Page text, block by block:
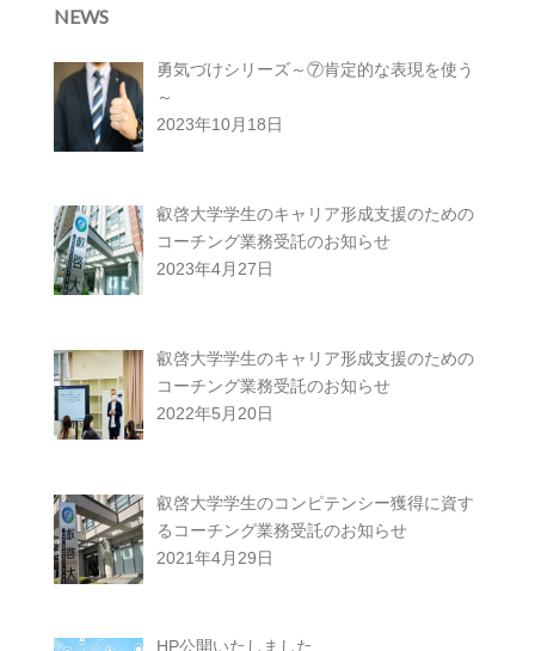
NEWS
勇気づけシリーズ～⑦肯定的な表現を使う
～
2023年10月18日
叡啓大学学生のキャリア形成支援のための
コーチング業務受託のお知らせ
2023年4月27日
叡啓大学学生のキャリア形成支援のための
コーチング業務受託のお知らせ
2022年5月20日
叡啓大学学生のコンピテンシー獲得に資す
るコーチング業務受託のお知らせ
2021年4月29日
HP公開いたしました